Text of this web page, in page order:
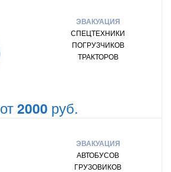
ЭВАКУАЦИЯ
СПЕЦТЕХНИКИ
ПОГРУЗЧИКОВ
ТРАКТОРОВ
от2000 руб.
ЭВАКУАЦИЯ
АВТОБУСОВ
ГРУЗОВИКОВ